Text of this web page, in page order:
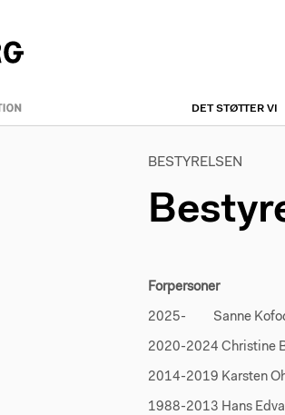
DET STØTTER VI
BESTYRELSEN
Forpersoner
2025- Sanne Kofod
2020-2024 Christine
2014-2019 Karsten
1988-2013 Hans